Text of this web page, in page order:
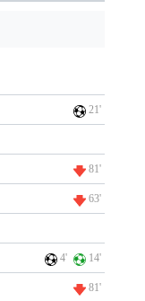
21'
81'
63'
4' 14'
81'